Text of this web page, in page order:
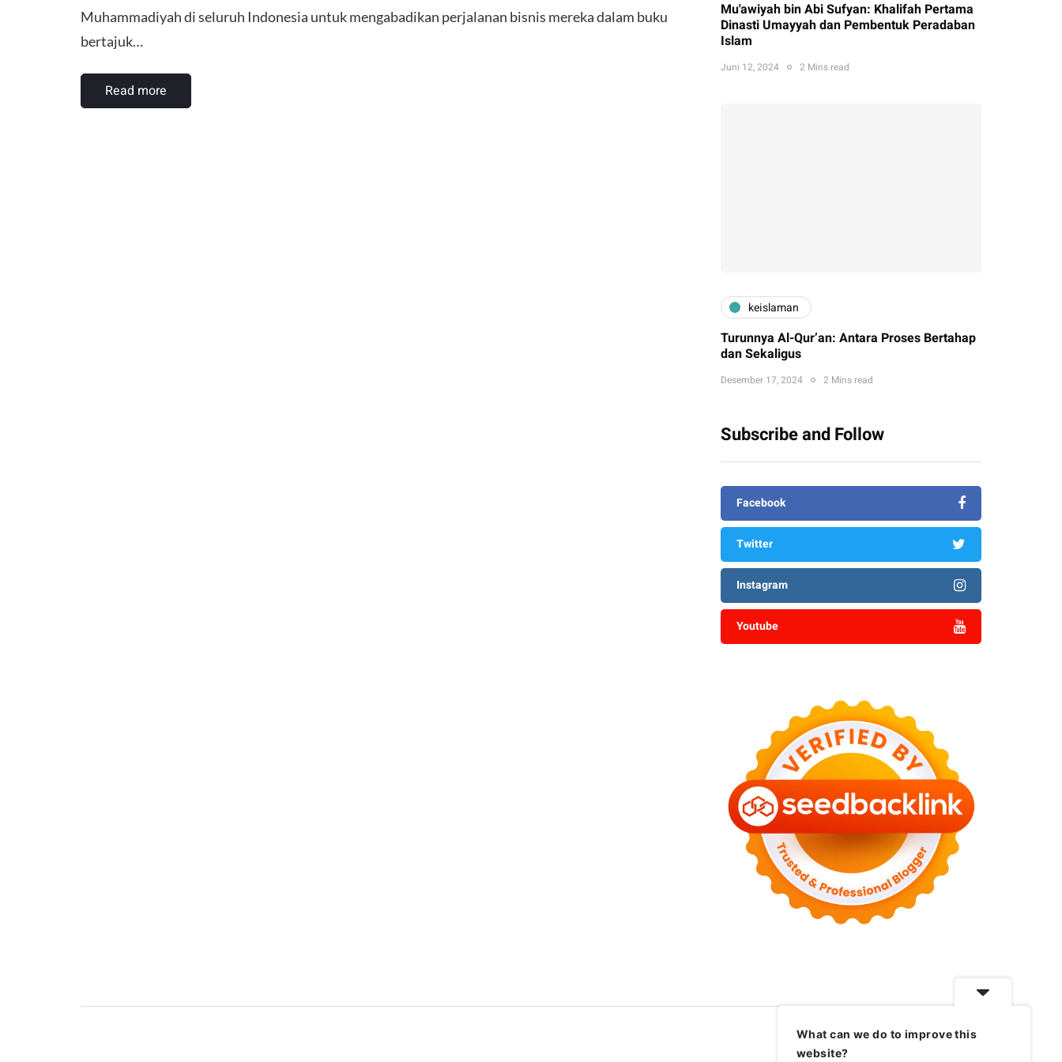
Muhammadiyah di seluruh Indonesia untuk mengabadikan perjalanan bisnis mereka dalam buku
bertajuk…
Read more
Mu'awiyah bin Abi Sufyan: Khalifah Pertama
Dinasti Umayyah dan Pembentuk Peradaban
Islam
Juni 12, 2024 2 Mins read
keislaman
Turunnya Al-Qur’an: Antara Proses Bertahap
dan Sekaligus
Desember 17, 2024 2 Mins read
Subscribe and Follow
Facebook
Twitter
Instagram
Youtube
What can we do to improve this
website?